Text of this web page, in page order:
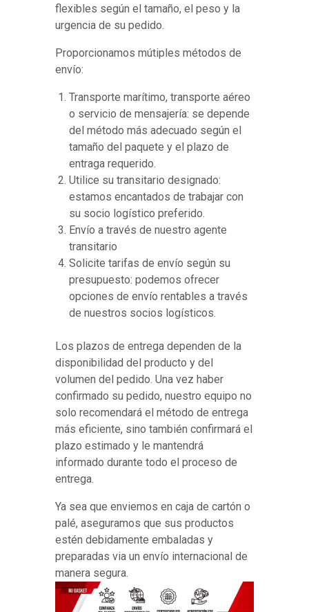
flexibles según el tamaño, el peso y la
urgencia de su pedido.
Proporcionamos mútiples métodos de
envío:
Transporte marítimo, transporte aéreo
o servicio de mensajería: se depende
del método más adecuado según el
tamaño del paquete y el plazo de
entraga requerido.
Utilice su transitario designado:
estamos encantados de trabajar con
su socio logístico preferido.
Envío a través de nuestro agente
transitario
Solicite tarifas de envío según su
presupuesto: podemos ofrecer
opciones de envío rentables a través
de nuestros socios logísticos.
Los plazos de entrega dependen de la
disponibilidad del producto y del
volumen del pedido. Una vez haber
confirmado su pedido, nuestro equipo no
solo recomendará el método de entrega
más eficiente, sino también confirmará el
plazo estimado y le mantendrá
informado durante todo el proceso de
entrega.
Ya sea que enviemos en caja de cartón o
palé, aseguramos que sus productos
estén debidamente embaladas y
preparadas via un envío internacional de
manera segura.